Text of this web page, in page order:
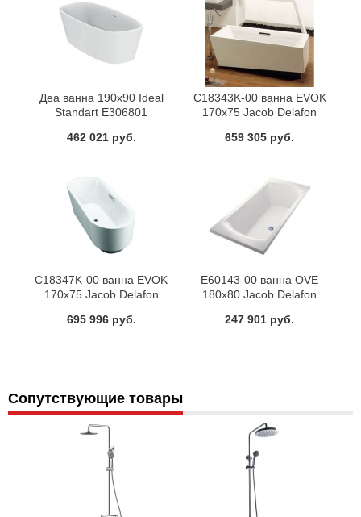
Деа ванна 190х90 Ideal
Standart E306801
462 021 руб.
C18343K-00 ванна EVOK
170х75 Jacob Delafon
659 305 руб.
C18347K-00 ванна EVOK
170х75 Jacob Delafon
695 996 руб.
E60143-00 ванна OVE
180х80 Jacob Delafon
247 901 руб.
Сопутствующие товары